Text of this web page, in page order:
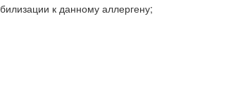
к данному аллергену;